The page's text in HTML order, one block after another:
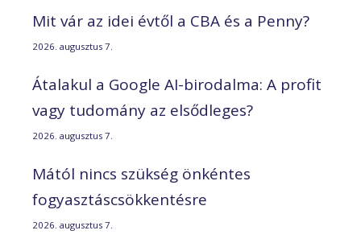
Mit vár az idei évtől a CBA és a Penny?
2026. augusztus 7.
Átalakul a Google AI-birodalma: A profit
vagy tudomány az elsődleges?
2026. augusztus 7.
Mától nincs szükség önkéntes
fogyasztáscsökkentésre
2026. augusztus 7.